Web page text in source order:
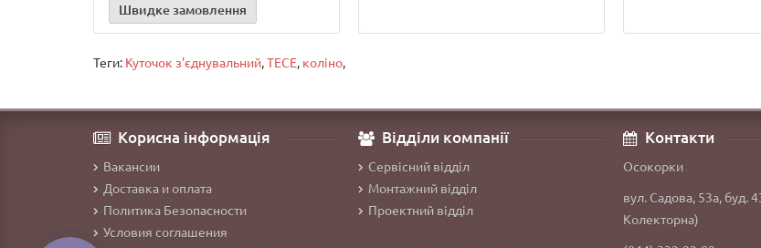
Швидке замовлення
Теги: Куточок з'єднувальний,TECE, коліно,
Корисна інформація
Вакансии
Доставка и оплата
Политика Безопасности
Условия соглашения
Відділи компанії
Сервісний відділ
Монтажний відділ
Проектний відділ
Контакти
Осокорки
вул. Садова, 53а, буд.
Колекторна)